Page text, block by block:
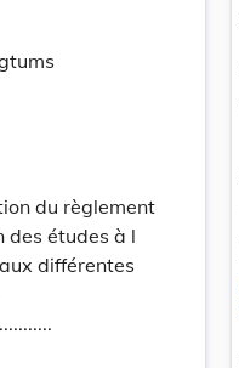
du règlement
des études à l
différentes